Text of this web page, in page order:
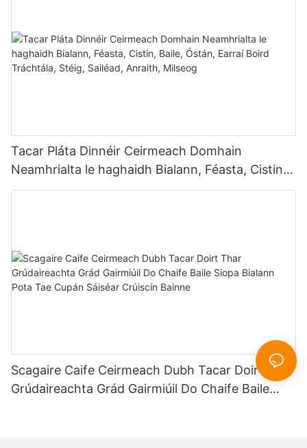
Tacar Pláta Dinnéir Ceirmeach Domhain
Neamhrialta le haghaidh Bialann, Féasta, Cistin,
Baile, Óstán, Earraí Boird Tráchtála, Stéig,
Scagaire Caife Ceirmeach Dubh Tacar Doirt Thar
Grúdaireachta Grád Gairmiúil Do Chaife Baile